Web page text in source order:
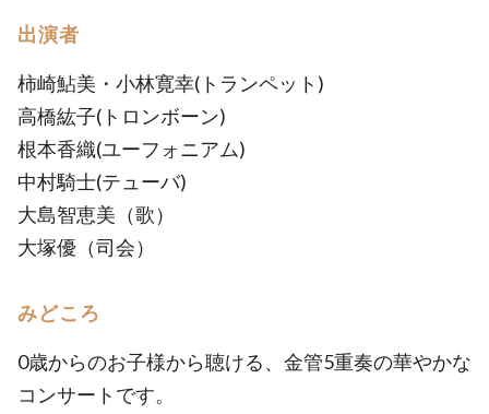
出演者
柿崎鮎美・小林寛幸(トランペット)
高橋紘子(トロンボーン)
根本香織(ユーフォニアム)
中村騎士(テューバ)
大島智恵美（歌）
大塚優（司会）
みどころ
0歳からのお子様から聴ける、金管5重奏の華やかな
コンサートです。